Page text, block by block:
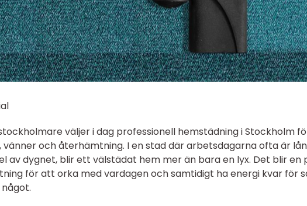
väljer i dag professionell hemstädning i Stockholm
vänner och återhämtning. I en stad där arbetsdagarna ofta är
av dygnet, blir ett välstädat hem mer än bara en lyx. Det blir en
för att orka med vardagen och samtidigt ha energi kvar för